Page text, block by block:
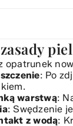
pielęgnacji
radzić
i unikanie
przed
wymaga
opatrunek
: Po
warstwą:
: Swędzenie
z wodą: